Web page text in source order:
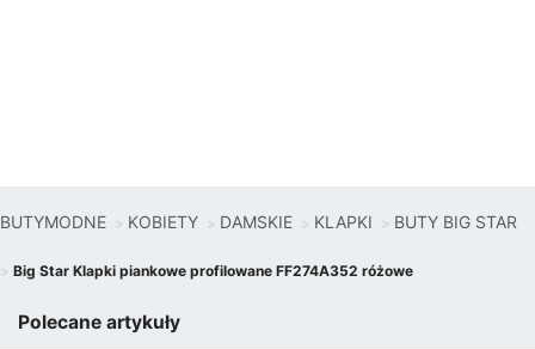
BUTYMODNE KOBIETY DAMSKIE KLAPKI BUTY BIG STAR
Big Star Klapki piankowe profilowane FF274A352 różowe
Polecane artykuły